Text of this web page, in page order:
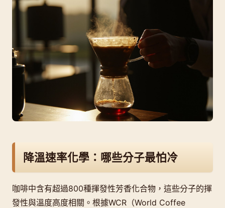
降溫速率化學：哪些分子最怕冷
咖啡中含有超過800種揮發性芳香化合物，這些分子的揮
發性與溫度高度相關。根據WCR（World Coffee